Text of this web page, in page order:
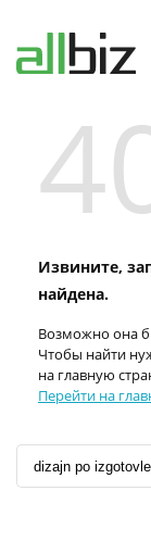
Извините,
найдена.
Возможно она
Чтобы найти
на главную
Перейти на